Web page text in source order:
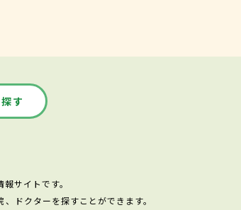
す
サイトです。
ドクターを探すことができます。